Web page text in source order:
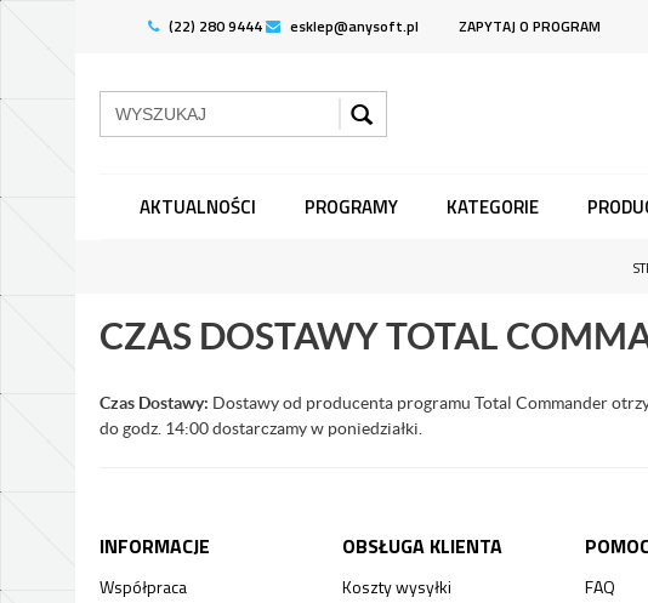
(22) 280 9444 esklep@anysoft.pl ZAPYTAJ O PROGRAM
AKTUALNOŚCI PROGRAMY KATEGORIE
CZAS DOSTAWY TOTAL
Czas Dostawy: Dostawy od producenta programu Total Commander
do godz. 14:00 dostarczamy w poniedziałki.
INFORMACJE
Współpraca
OBSŁUGA KLIENTA
Koszty wysyłki
FAQ